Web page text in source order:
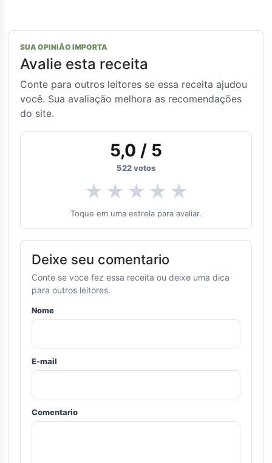
SUA OPINIÃO IMPORTA
Avalie esta receita
Conte para outros leitores se essa receita ajudou
você. Sua avaliação melhora as recomendações
do site.
5,0 / 5
522votos
★ ★ ★ ★ ★
Toque em uma estrela para avaliar.
Deixe seu comentario
Conte se voce fez essa receita ou deixe uma dica
para outros leitores.
Nome
E-mail
Comentario